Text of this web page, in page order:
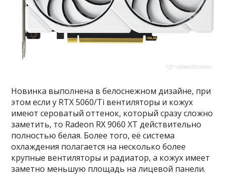
Новинка выполнена в белоснежном дизайне, при
этом если у RTX 5060/Ti вентиляторы и кожух
имеют сероватый оттенок, который сразу сложно
заметить, то Radeon RX 9060 XT действительно
полностью белая. Более того, её система
охлаждения полагается на несколько более
крупные вентиляторы и радиатор, а кожух имеет
заметно меньшую площадь на лицевой панели.